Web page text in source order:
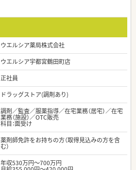
ウエルシア薬局株式会社
ウエルシア宇都宮鶴田町店
正社員
ドラッグストア(調剤あり)
調剤／監査／服薬指導／在宅業務（居宅）／在宅
業務（施設）／OTC販売
科目：面受け
薬剤師免許をお持ちの方（取得見込みの方を含
む）
年収530万円～700万円